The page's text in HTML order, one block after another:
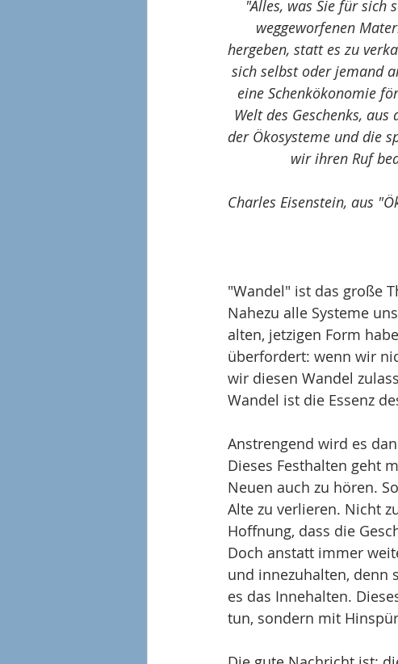
"Alles, was Sie für sich
weggeworfenen
hergeben, statt es zu
sich selbst oder jemand
eine Schenkökonomie
Welt des Geschenks,
der Ökosysteme und die
wir ihren Ruf
Charles Eisenstein, aus
"Wandel" ist das große
Nahezu alle Systeme
alten, jetzigen Form
überfordert: wenn wir
wir diesen Wandel
Wandel ist die Essenz
Anstrengend wird es
Dieses Festhalten geht
Neuen auch zu hören.
Alte zu verlieren. Nicht
Hoffnung, dass die
Doch anstatt immer
und innezuhalten, denn
es das Innehalten.
tun, sondern mit